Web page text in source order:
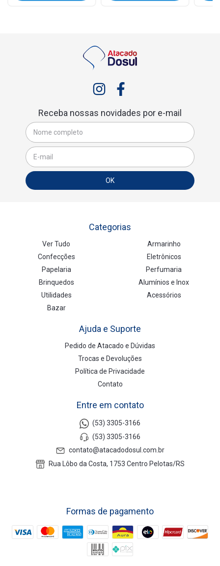
Receba nossas novidades por e-mail
Categorias
Ver Tudo
Confecções
Papelaria
Brinquedos
Utilidades
Bazar
Armarinho
Eletrônicos
Perfumaria
Alumínios e Inox
Acessórios
Ajuda e Suporte
Pedido de Atacado e Dúvidas
Trocas e Devoluções
Política de Privacidade
Contato
Entre em contato
(53) 3305-3166
(53) 3305-3166
contato@atacadodosul.com.br
Rua Lôbo da Costa, 1753 Centro Pelotas/RS
Formas de pagamento